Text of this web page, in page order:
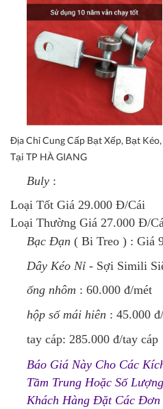
Địa Chỉ Cung Cấp Bạt Xếp, Bạt
Tại TP HÀ GIANG
Buly :
Loại Tốt Giá 29.000 Đ/Cái
Loại Thường Giá 27.000 Đ/
Bạc Đạn ( Bi Treo ) : Giá
Dây Kéo Nỉ - Sợi Simili
ống nhôm : 60.000 đ/mét
hộp số mái hiên : 45.000
tay cáp: 285.000 đ/tay cáp
Báo Giá Này Cho Các
Tầm Trung Hoặc Số
Khách Hàng Đặt Các Đơn